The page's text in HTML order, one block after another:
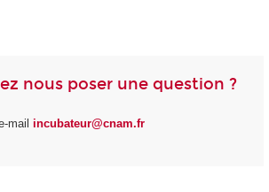
nous poser une question ?
mail incubateur@cnam.fr